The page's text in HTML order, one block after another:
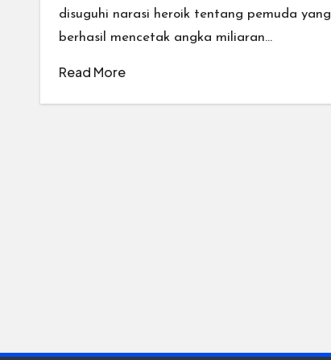
disuguhi narasi heroik tentang pemuda yang
berhasil mencetak angka miliaran…
Read More